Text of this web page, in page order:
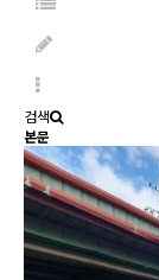
검색
본문